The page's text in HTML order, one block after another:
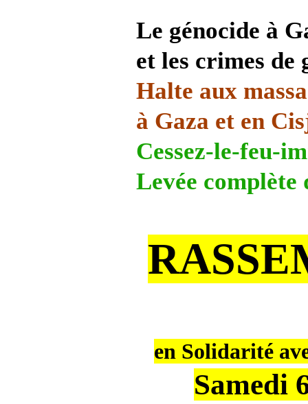
Le génocide à
et les crimes de
Halte aux
à Gaza et en
Cessez-le-feu-
Levée complète
en Solidarité
Samedi